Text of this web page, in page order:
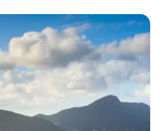
z Facebookiem
z e-mailem